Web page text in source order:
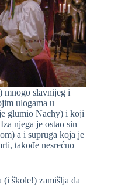
mnogo slavnijeg i
ulogama u
glumio Nachy) i koji
njega je ostao sin
a i supruga koja je
takođe nesrećno
škole!) zamišlja da